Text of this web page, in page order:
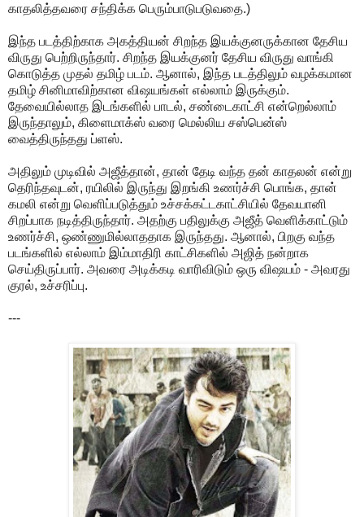
காதலித்தவரை சந்திக்க பெரும்பாடுபடுவதை.)
இந்த படத்திற்காக அகத்தியன் சிறந்த இயக்குனருக்கான தேசிய
விருது பெற்றிருந்தார். சிறந்த இயக்குனர் தேசிய விருது வாங்கி
கொடுத்த முதல் தமிழ் படம். ஆனால், இந்த படத்திலும் வழக்கமான
தமிழ் சினிமாவிற்கான விஷயங்கள் எல்லாம் இருக்கும்.
தேவையில்லாத இடங்களில் பாடல், சண்டைகாட்சி என்றெல்லாம்
இருந்தாலும், கிளைமாக்ஸ் வரை மெல்லிய சஸ்பென்ஸ்
வைத்திருந்தது ப்ளஸ்.
அதிலும் முடிவில் அஜீத்தான், தான் தேடி வந்த தன் காதலன் என்று
தெரிந்தவுடன், ரயிலில் இருந்து இறங்கி உணர்ச்சி பொங்க, தான்
கமலி என்று வெளிப்படுத்தும் உச்சக்கட்டகாட்சியில் தேவயானி
சிறப்பாக நடித்திருந்தார். அதற்கு பதிலுக்கு அஜீத் வெளிக்காட்டும்
உணர்ச்சி, ஒண்ணுமில்லாததாக இருந்தது. ஆனால், பிறகு வந்த
படங்களில் எல்லாம் இம்மாதிரி காட்சிகளில் அஜித் நன்றாக
செய்திருப்பார். அவரை அடிக்கடி வாரிவிடும் ஒரு விஷயம் - அவரது
குரல், உச்சரிப்பு.
---